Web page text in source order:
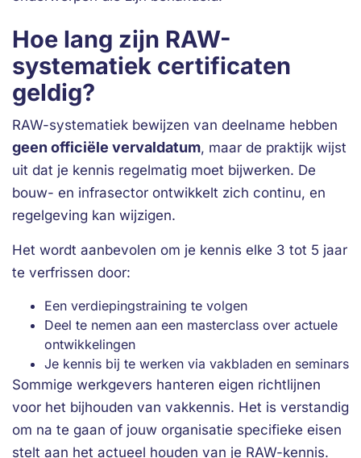
Hoe lang zijn RAW-
systematiek certificaten
geldig?
RAW-systematiek bewijzen van deelname hebben
geen officiële vervaldatum, maar de praktijk wijst
uit dat je kennis regelmatig moet bijwerken. De
bouw- en infrasector ontwikkelt zich continu, en
regelgeving kan wijzigen.
Het wordt aanbevolen om je kennis elke 3 tot 5 jaar
te verfrissen door:
Een verdiepingstraining te volgen
Deel te nemen aan een masterclass over actuele
ontwikkelingen
Je kennis bij te werken via vakbladen en seminars
Sommige werkgevers hanteren eigen richtlijnen
voor het bijhouden van vakkennis. Het is verstandig
om na te gaan of jouw organisatie specifieke eisen
stelt aan het actueel houden van je RAW-kennis.